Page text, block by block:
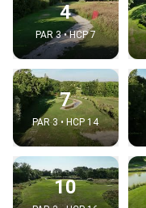
4
PAR 3 • HCP 7
7
PAR 3 • HCP 14
10